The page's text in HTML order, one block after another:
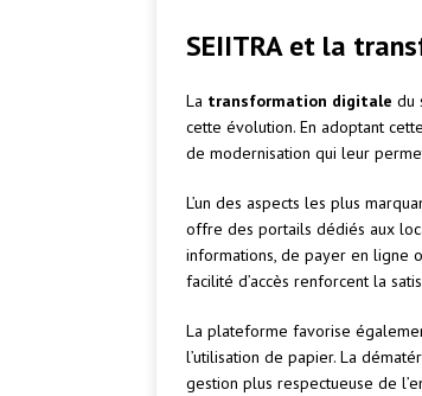
SEIITRA et la
La transformation digitale du
cette évolution. En adoptant
de modernisation qui leur
L’un des aspects les plus
offre des portails dédiés aux
informations, de payer en ligne
facilité d’accès renforcent la
La plateforme favorise
l’utilisation de papier. La
gestion plus respectueuse de